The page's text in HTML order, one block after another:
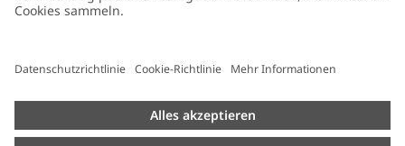
Cookie-Richtlinie
Größenratgeber
Widerrufe deinen Kauf
Presse